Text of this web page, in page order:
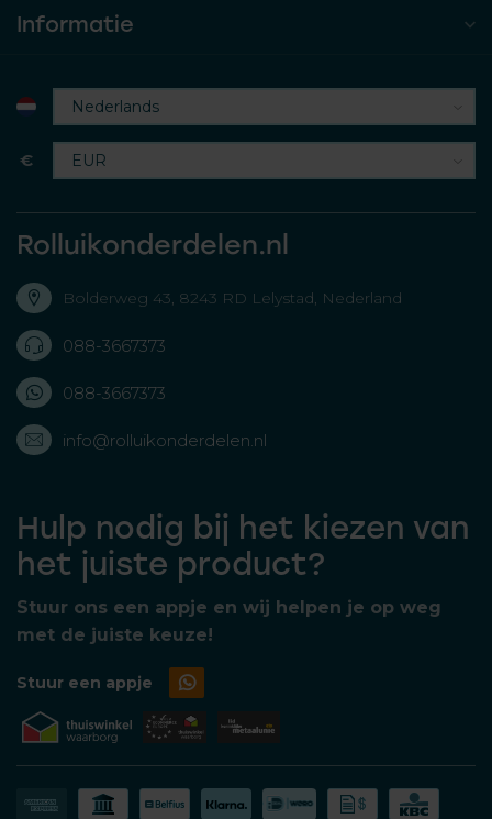
Informatie
€
Rolluikonderdelen.nl
Bolderweg 43, 8243 RD Lelystad, Nederland
088-3667373
088-3667373
info@rolluikonderdelen.nl
Hulp nodig bij het kiezen van
het juiste product?
Stuur ons een appje en wij helpen je op weg
met de juiste keuze!
Stuur een appje